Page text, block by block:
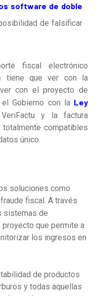
software de doble
de falsificar
fiscal electrónico
tiene que ver con la
con el proyecto de
Gobierno con la Ley
y la factura
compatibles
único.
soluciones como
fiscal. A través
sistemas de
que permite a
los ingresos en
de productos
y todas aquellas